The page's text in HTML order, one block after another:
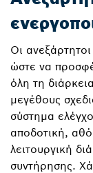
Οι
ώστε να
όλη τη
μεγέθους
σύστημα
αποδοτική,
λειτουργική
συντήρησης.